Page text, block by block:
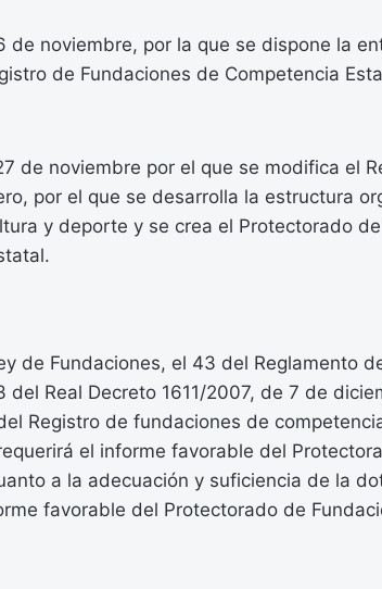
de noviembre, por la que se dispone la
de Fundaciones de Competencia
de noviembre por el que se modifica el
por el que se desarrolla la estructura
y deporte y se crea el Protectorado
de Fundaciones, el 43 del Reglamento
Real Decreto 1611/2007, de 7 de
Registro de fundaciones de
el informe favorable del
a la adecuación y suficiencia de la
favorable del Protectorado de